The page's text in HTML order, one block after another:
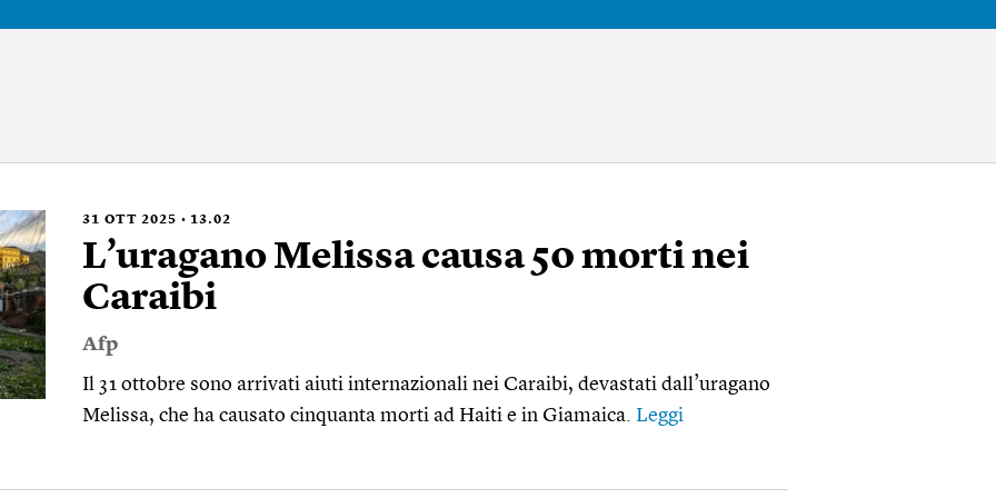
31 OTT 2025 13.02
L’uragano Melissa causa 50 morti nei
Caraibi
Afp
Il 31 ottobre sono arrivati ​​aiuti internazionali nei Caraibi, devastati dall’uragano
Melissa, che ha causato cinquanta morti ad Haiti e in Giamaica. Leggi